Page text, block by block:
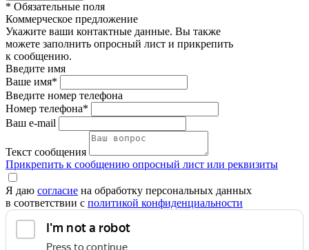
* Обязательные поля
Коммерческое предложение
Укажите ваши контактные данные. Вы также
можете заполнить опросный лист и прикрепить
к сообщению.
Введите имя
Ваше имя*
Введите номер телефона
Номер телефона*
Ваш e-mail
Текст сообщения
Прикрепить к сообщению опросный лист или реквизиты
Я даю согласие на обработку персональных данных
в соответствии с политикой конфиденциальности